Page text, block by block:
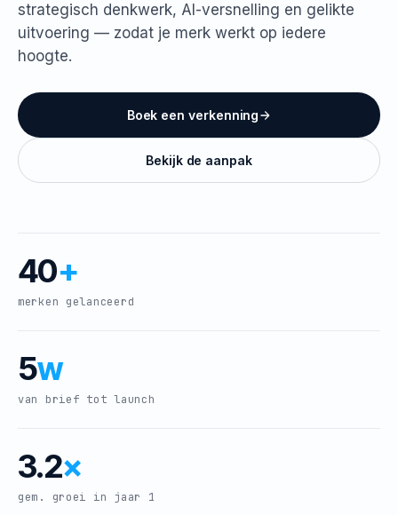
strategisch denkwerk, AI-versnelling en gelikte
uitvoering — zodat je merk werkt op iedere
hoogte.
Boek een verkenning
Bekijk de aanpak
40+
merken gelanceerd
5w
van brief tot launch
3.2×
gem. groei in jaar 1